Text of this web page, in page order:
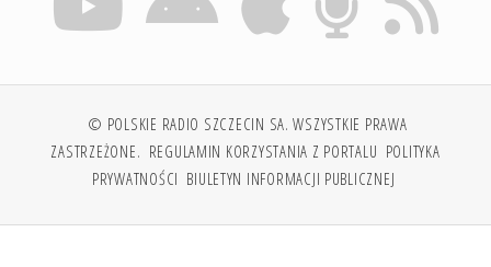
© POLSKIE RADIO SZCZECIN SA. WSZYSTKIE PRAWA
ZASTRZEŻONE. REGULAMIN KORZYSTANIA Z PORTALU POLITYKA
PRYWATNOŚCI BIULETYN INFORMACJI PUBLICZNEJ